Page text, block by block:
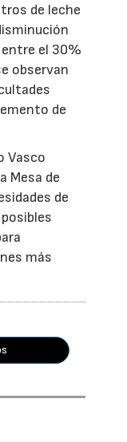
de leche
el 30%
observan
de
Vasco
Mesa de
de
más